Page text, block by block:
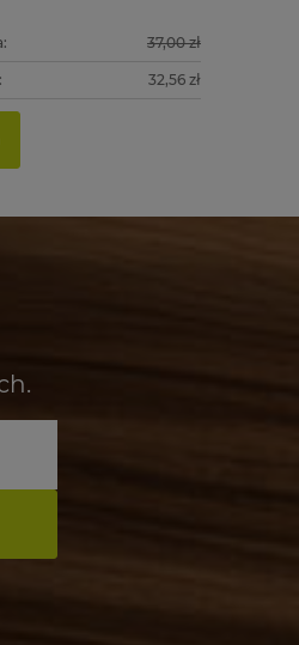
37,00 zł
32,56 zł